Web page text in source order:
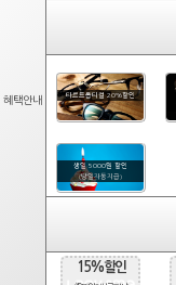
혜택안내 타르트옵티컬 20%할인
생일 5000원 할인
(당일자동지급)
15%할인